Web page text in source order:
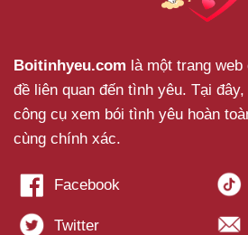
Boitinhyeu.com là một trang
đề liên quan đến tình yêu. Tại
công cụ xem bói tình yêu hoàn
cùng chính xác.